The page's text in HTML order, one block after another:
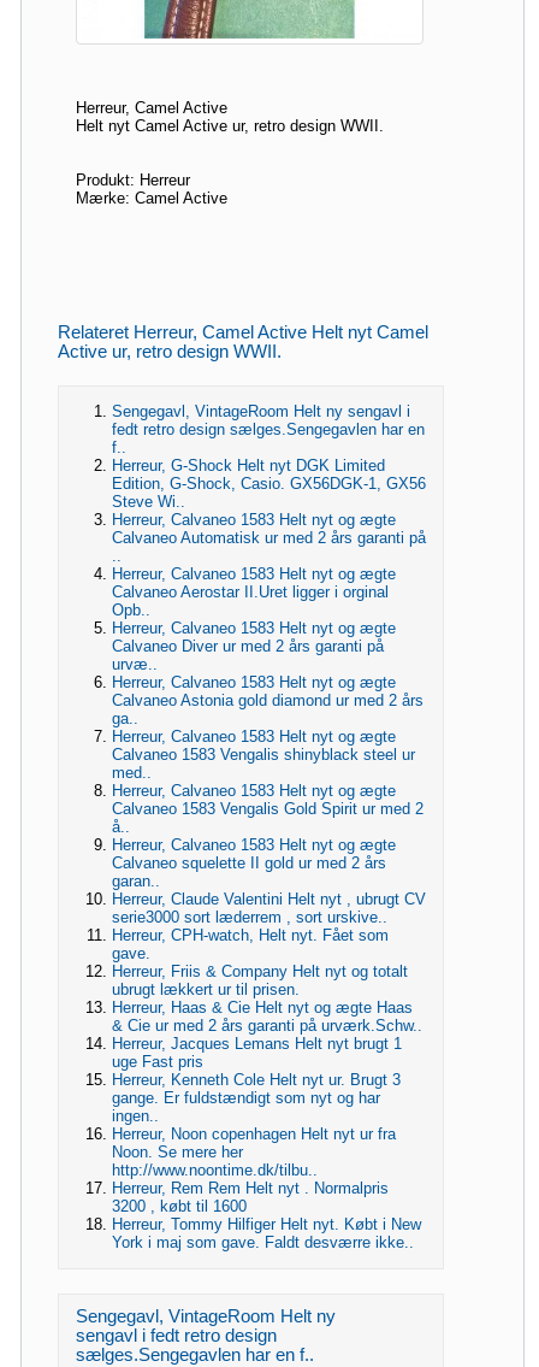
Herreur, Camel Active
Helt nyt Camel Active ur, retro design WWII.
Produkt: Herreur
Mærke: Camel Active
Relateret Herreur, Camel Active Helt nyt Camel
Active ur, retro design WWII.
Sengegavl, VintageRoom Helt ny sengavl i
fedt retro design sælges.Sengegavlen har en
f..
Herreur, G-Shock Helt nyt DGK Limited
Edition, G-Shock, Casio. GX56DGK-1, GX56
Steve Wi..
Herreur, Calvaneo 1583 Helt nyt og ægte
Calvaneo Automatisk ur med 2 års garanti på
..
Herreur, Calvaneo 1583 Helt nyt og ægte
Calvaneo Aerostar II.Uret ligger i orginal
Opb..
Herreur, Calvaneo 1583 Helt nyt og ægte
Calvaneo Diver ur med 2 års garanti på
urvæ..
Herreur, Calvaneo 1583 Helt nyt og ægte
Calvaneo Astonia gold diamond ur med 2 års
ga..
Herreur, Calvaneo 1583 Helt nyt og ægte
Calvaneo 1583 Vengalis shinyblack steel ur
med..
Herreur, Calvaneo 1583 Helt nyt og ægte
Calvaneo 1583 Vengalis Gold Spirit ur med 2
å..
Herreur, Calvaneo 1583 Helt nyt og ægte
Calvaneo squelette II gold ur med 2 års
garan..
Herreur, Claude Valentini Helt nyt , ubrugt CV
serie3000 sort læderrem , sort urskive..
Herreur, CPH-watch, Helt nyt. Fået som
gave.
Herreur, Friis & Company Helt nyt og totalt
ubrugt lækkert ur til prisen.
Herreur, Haas & Cie Helt nyt og ægte Haas
& Cie ur med 2 års garanti på urværk.Schw..
Herreur, Jacques Lemans Helt nyt brugt 1
uge Fast pris
Herreur, Kenneth Cole Helt nyt ur. Brugt 3
gange. Er fuldstændigt som nyt og har
ingen..
Herreur, Noon copenhagen Helt nyt ur fra
Noon. Se mere her
http://www.noontime.dk/tilbu..
Herreur, Rem Rem Helt nyt . Normalpris
3200 , købt til 1600
Herreur, Tommy Hilfiger Helt nyt. Købt i New
York i maj som gave. Faldt desværre ikke..
Sengegavl, VintageRoom Helt ny
sengavl i fedt retro design
sælges.Sengegavlen har en f..